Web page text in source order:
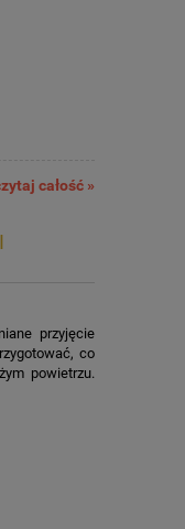
całość »
przyjęcie
co
powietrzu.